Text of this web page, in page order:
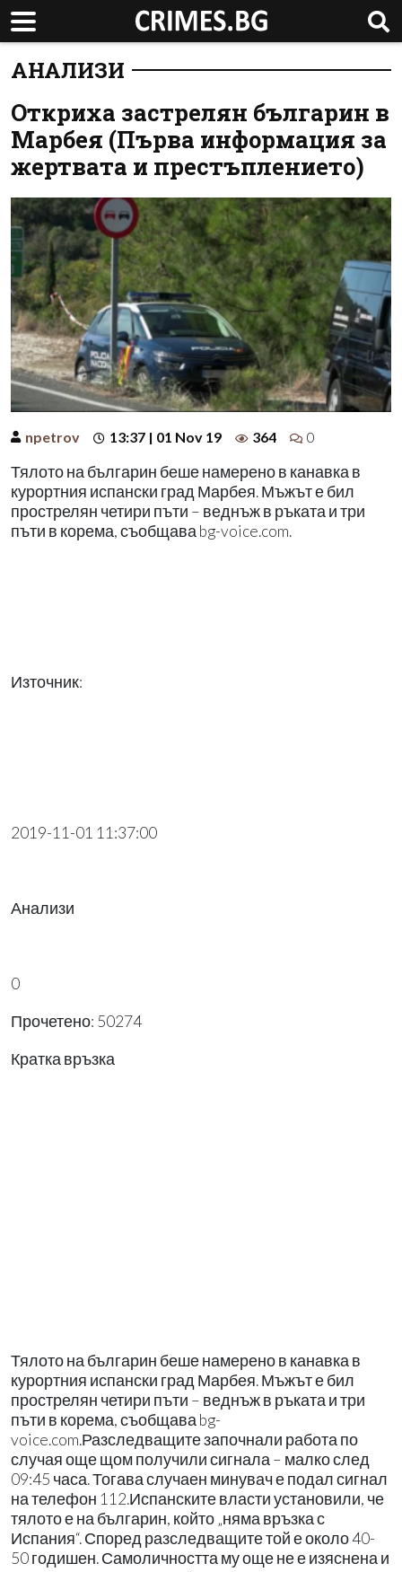
АНАЛИЗИ
Откриха застрелян българин в
Марбея (Първа информация за
жертвата и престъплението)
npetrov 13:37 | 01 Nov 19 364 0
Тялото на българин беше намерено в канавка в
курортния испански град Марбея. Мъжът е бил
прострелян четири пъти – веднъж в ръката и три
пъти в корема, съобщава bg-voice.com.
Източник:
2019-11-01 11:37:00
Анализи
0
Прочетено: 50274
Кратка връзка
Тялото на българин беше намерено в канавка в
курортния испански град Марбея. Мъжът е бил
прострелян четири пъти – веднъж в ръката и три
пъти в корема, съобщава bg-
voice.com.Разследващите започнали работа по
случая още щом получили сигнала – малко след
09:45 часа. Тогава случаен минувач е подал сигнал
на телефон 112.Испанските власти установили, че
тялото е на българин, който „няма връзка с
Испания“. Според разследващите той е около 40-
50 годишен. Самоличността му още не е изяснена и